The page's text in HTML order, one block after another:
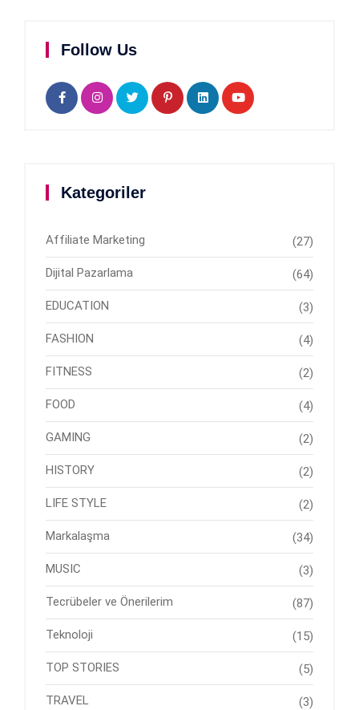
Follow Us
Kategoriler
Affiliate Marketing (27)
Dijital Pazarlama (64)
EDUCATION (3)
FASHION (4)
FITNESS (2)
FOOD (4)
GAMING (2)
HISTORY (2)
LIFE STYLE (2)
Markalaşma (34)
MUSIC (3)
Tecrübeler ve Önerilerim (87)
Teknoloji (15)
TOP STORIES (5)
TRAVEL (3)